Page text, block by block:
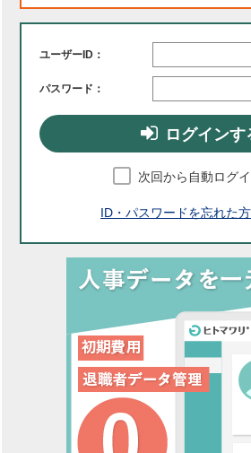
ユーザーID：
パスワード：
ログインす
次回から自動ログ
ID・パスワードを忘れた